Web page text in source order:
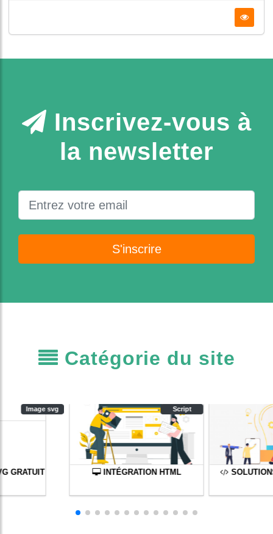
Inscrivez-vous à
la newsletter
Catégorie du site
GRATUIT
Image svg
INTÉGRATION HTML
Script